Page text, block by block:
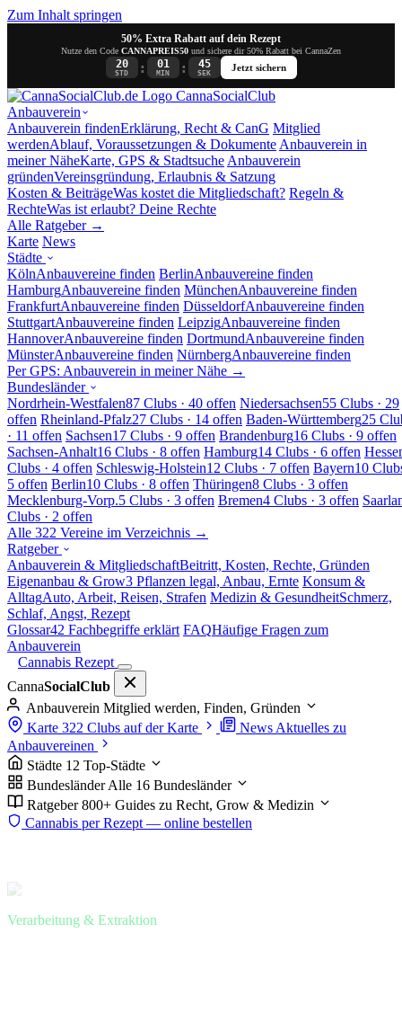
Zum Inhalt springen
50% Extra Rabatt auf dein Rezept
Nutze den Code CANNAPREIS50 und sichere dir 50% Rabatt bei CannaZen
20
STD : 01
MIN : 44
SEK
Jetzt sichern
CannaSocialClub
Anbauverein
Anbauverein findenErklärung, Recht & CanG Mitglied
werdenAblauf, Voraussetzungen & Dokumente Anbauverein in
meiner NäheKarte, GPS & Stadtsuche Anbauverein
gründenVereinsgründung, Erlaubnis & Satzung
Kosten & BeiträgeWas kostet die Mitgliedschaft? Regeln &
RechteWas ist erlaubt? Deine Rechte
Alle Ratgeber →
Karte News
Städte
KölnAnbauvereine finden BerlinAnbauvereine finden
HamburgAnbauvereine finden MünchenAnbauvereine finden
FrankfurtAnbauvereine finden DüsseldorfAnbauvereine finden
StuttgartAnbauvereine finden LeipzigAnbauvereine finden
HannoverAnbauvereine finden DortmundAnbauvereine finden
MünsterAnbauvereine finden NürnbergAnbauvereine finden
Per GPS: Anbauverein in meiner Nähe →
Bundesländer
Nordrhein-Westfalen87 Clubs · 40 offen Niedersachsen55 Clubs · 29
offen Rheinland-Pfalz27 Clubs · 14 offen Baden-Württemberg25
· 11 offen Sachsen17 Clubs · 9 offen Brandenburg16 Clubs · 9 offen
Sachsen-Anhalt16 Clubs · 8 offen Hamburg14 Clubs · 6 offen
Clubs · 4 offen Schleswig-Holstein12 Clubs · 7 offen Bayern10
5 offen Berlin10 Clubs · 8 offen Thüringen8 Clubs · 3 offen
Mecklenburg-Vorp.5 Clubs · 3 offen Bremen4 Clubs · 3 offen
Clubs · 2 offen
Alle 322 Vereine im Verzeichnis →
Ratgeber
Anbauverein & MitgliedschaftBeitritt, Kosten, Rechte, Gründen
Eigenanbau & Grow3 Pflanzen legal, Anbau, Ernte Konsum &
AlltagAuto, Arbeit, Reisen, Strafen Medizin & GesundheitSchmerz,
Schlaf, Angst, Rezept
Glossar42 Fachbegriffe erklärt FAQHäufige Fragen zum
Anbauverein
Cannabis Rezept
CannaSocialClub
Anbauverein Mitglied werden, Finden, Gründen
Karte 322 Clubs auf der Karte News Aktuelles zu
Anbauvereinen
Städte 12 Top-Städte
Bundesländer Alle 16 Bundesländer
Ratgeber 800+ Guides zu Recht, Grow & Medizin
Cannabis per Rezept — online bestellen
Start
Verarbeitung & Extraktion